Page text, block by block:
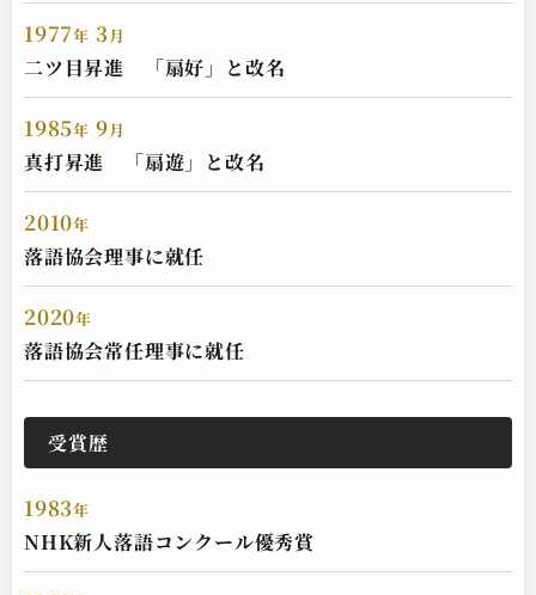
お菊の皿
1977年 3月
二ツ目昇進 「扇好」と改名
1985年 9月
真打昇進 「扇遊」と改名
2010年
落語協会理事に就任
2020年
落語協会常任理事に就任
受賞歴
1983年
NHK新人落語コンクール優秀賞